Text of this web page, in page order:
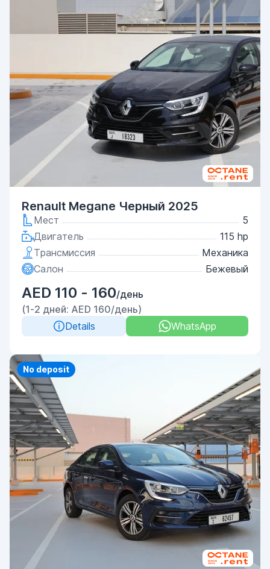
Renault Megane Черный 2025
Мест
5
Двигатель
115 hp
Трансмиссия
Механика
Салон
Бежевый
AED 110 - 160/день
(1-2 дней: AED 160/день)
Details
WhatsApp
Priority
No deposit